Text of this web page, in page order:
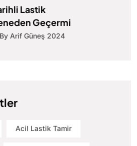
Lastik
Geçermi
Arif Güneş 2024
Acil Lastik Tamir